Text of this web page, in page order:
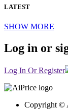
LATEST
SHOW MORE
Log in or
Log In Or Register
Copyright ©